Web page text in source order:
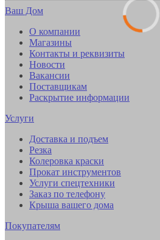
Ваш Дом
О компании
Магазины
Контакты и реквизиты
Новости
Вакансии
Поставщикам
Раскрытие информации
Услуги
Доставка и подъем
Резка
Колеровка краски
Прокат инструментов
Услуги спецтехники
Заказ по телефону
Крыша вашего дома
Покупателям